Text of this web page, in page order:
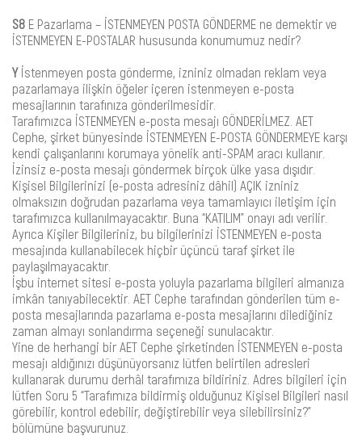
S8 E Pazarlama – İSTENMEYEN POSTA GÖNDERME ne demektir ve
İSTENMEYEN E-POSTALAR hususunda konumumuz nedir?
Yİstenmeyen posta gönderme, izniniz olmadan reklam veya
pazarlamaya ilişkin öğeler içeren istenmeyen e-posta
mesajlarının tarafınıza gönderilmesidir.
Tarafımızca İSTENMEYEN e-posta mesajı GÖNDERİLMEZ. AET
Cephe, şirket bünyesinde İSTENMEYEN E-POSTA GÖNDERMEYE karşı
kendi çalışanlarını korumaya yönelik anti-SPAM aracı kullanır.
İzinsiz e-posta mesajı göndermek birçok ülke yasa dışıdır.
Kişisel Bilgilerinizi (e-posta adresiniz dâhil) AÇIK izniniz
olmaksızın doğrudan pazarlama veya tamamlayıcı iletişim için
tarafımızca kullanılmayacaktır. Buna “KATILIM” onayı adı verilir.
Ayrıca Kişiler Bilgileriniz, bu bilgilerinizi İSTENMEYEN e-posta
mesajında kullanabilecek hiçbir üçüncü taraf şirket ile
paylaşılmayacaktır.
İşbu internet sitesi e-posta yoluyla pazarlama bilgileri almanıza
imkân tanıyabilecektir. AET Cephe tarafından gönderilen tüm e-
posta mesajlarında pazarlama e-posta mesajlarını dilediğiniz
zaman almayı sonlandırma seçeneği sunulacaktır.
Yine de herhangi bir AET Cephe şirketinden İSTENMEYEN e-posta
mesajı aldığınızı düşünüyorsanız lütfen belirtilen adresleri
kullanarak durumu derhâl tarafımıza bildiriniz. Adres bilgileri için
lütfen Soru 5 “Tarafımıza bildirmiş olduğunuz Kişisel Bilgileri nasıl
görebilir, kontrol edebilir, değiştirebilir veya silebilirsiniz?”
bölümüne başvurunuz.